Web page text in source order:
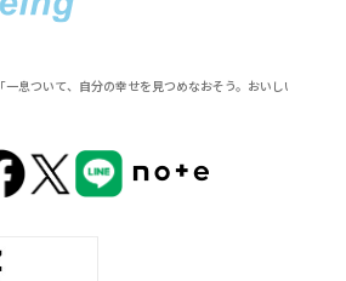
「一息ついて、自分の幸せを見つめなおそう。おいしいお茶